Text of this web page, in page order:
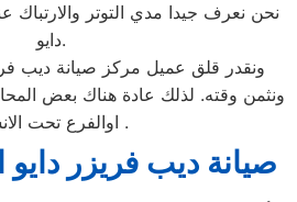
نحن نعرف جيدا مدي التوتر
دايو.
ونقدر قلق عميل مركز صيانة ديب
ونثمن وقته. لذلك عادة هناك بعض
اوالفرع تحت الانشاء .
صيانة ديب فريزر دايو